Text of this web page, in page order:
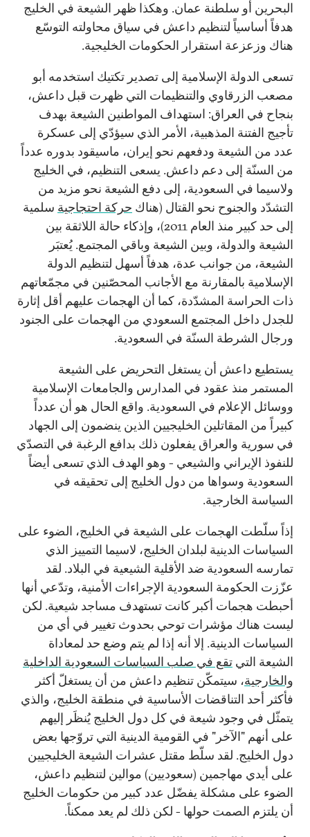
البحرين أو سلطنة عمان. وهكذا ظهر الشيعة في الخليج
هدفاً أساسياً لتنظيم داعش في سياق محاولته التوسّع
هناك وزعزعة استقرار الحكومات الخليجية.
تسعى الدولة الإسلامية إلى تصدير تكتيك استخدمه أبو
مصعب الزرقاوي والتنظيمات التي ظهرت قبل داعش،
بنجاح في العراق: استهداف المواطنين الشيعة بهدف
تأجيج الفتنة المذهبية، الأمر الذي سيؤدّي إلى عسكرة
عدد من الشيعة ودفعهم نحو إيران، ماسيقود بدوره عدداً
من السنّة إلى دعم داعش. يسعى التنظيم، في الخليج
ولاسيما في السعودية، إلى دفع الشيعة نحو مزيد من
التشدّد والجنوح نحو القتال (هناك حركة احتجاجية سلمية
إلى حد كبير منذ العام 2011)، وإذكاء حالة اللاثقة بين
الشيعة والدولة، وبين الشيعة وباقي المجتمع. يُعتبَر
الشيعة، من جوانب عدة، هدفاً أسهل لتنظيم الدولة
الإسلامية بالمقارنة مع الأجانب المحصّنين في مجمّعاتهم
ذات الحراسة المشدّدة، كما أن الهجمات عليهم أقل إثارة
للجدل داخل المجتمع السعودي من الهجمات على الجنود
ورجال الشرطة السنّة في السعودية.
يستطيع داعش أن يستغل التحريض على الشيعة
المستمر منذ عقود في المدارس والجامعات الإسلامية
ووسائل الإعلام في السعودية. واقع الحال هو أن عدداً
كبيراً من المقاتلين الخليجيين الذين ينضمون إلى الجهاد
في سورية والعراق يفعلون ذلك بدافع الرغبة في التصدّي
للنفوذ الإيراني والشيعي - وهو الهدف الذي تسعى أيضاً
السعودية وسواها من دول الخليج إلى تحقيقه في
السياسة الخارجية.
إذاً سلّطت الهجمات على الشيعة في الخليج، الضوء على
السياسات الدينية لبلدان الخليج، لاسيما التمييز الذي
تمارسه السعودية ضد الأقلية الشيعية في البلاد. لقد
عزّزت الحكومة السعودية الإجراءات الأمنية، وتدّعي أنها
أحبطت هجمات أكبر كانت تستهدف مساجد شيعية. لكن
ليست هناك مؤشرات توحي بحدوث تغيير في أي من
السياسات الدينية. إلا أنه إذا لم يتم وضع حد لمعاداة
الشيعة التي تقع في صلب السياسات السعودية الداخلية
والخارجية، سيتمكّن تنظيم داعش من أن يستغلّ أكثر
فأكثر أحد التناقضات الأساسية في منطقة الخليج، والذي
يتمثّل في وجود شيعة في كل دول الخليج يُنظَر إليهم
على أنهم "الآخر" في القومية الدينية التي تروّجها بعض
دول الخليج. لقد سلّط مقتل عشرات الشيعة الخليجيين
على أيدي مهاجمين (سعوديين) موالين لتنظيم داعش،
الضوء على مشكلة يفضّل عدد كبير من حكومات الخليج
أن يلتزم الصمت حولها - لكن ذلك لم يعد ممكناً.